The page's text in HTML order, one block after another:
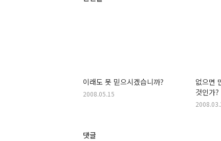
이래도 못 믿으시겠습니까?
2008.05.15
없으면
것인가?
댓글